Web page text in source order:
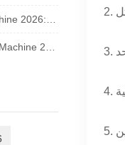
Production Line
Into Stable Profit